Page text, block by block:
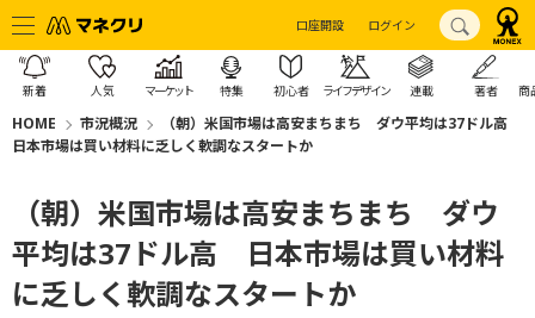
口座開設 ログイン
新着 人気 マーケット 特集 初心者 ライフデザイン 連載 著者 商
HOME 市況概況
（朝）米国市場は高安まちまち ダウ平均は37ドル高
日本市場は買い材料に乏しく軟調なスタートか
（朝）米国市場は高安まちまち ダウ
平均は37ドル高 日本市場は買い材料
に乏しく軟調なスタートか